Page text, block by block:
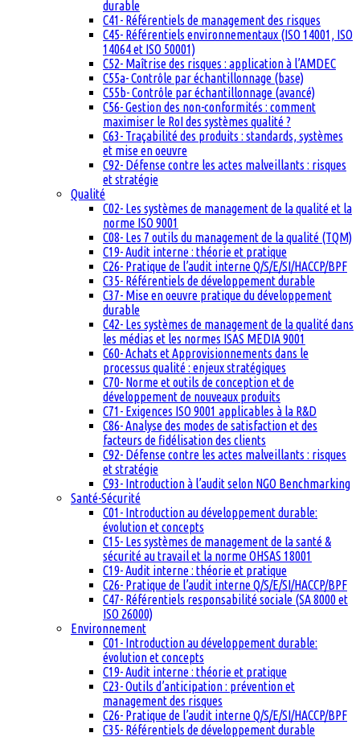
durable
C41- Référentiels de management des risques
C45- Référentiels environnementaux (ISO 14001, ISO
14064 et ISO 50001)
C52- Maîtrise des risques : application à l’AMDEC
C55a- Contrôle par échantillonnage (base)
C55b- Contrôle par échantillonnage (avancé)
C56- Gestion des non-conformités : comment
maximiser le RoI des systèmes qualité ?
C63- Traçabilité des produits : standards, systèmes
et mise en oeuvre
C92- Défense contre les actes malveillants : risques
et stratégie
Qualité
C02- Les systèmes de management de la qualité et la
norme ISO 9001
C08- Les 7 outils du management de la qualité (TQM)
C19- Audit interne : théorie et pratique
C26- Pratique de l’audit interne Q/S/E/SI/HACCP/BPF
C35- Référentiels de développement durable
C37- Mise en oeuvre pratique du développement
durable
C42- Les systèmes de management de la qualité dans
les médias et les normes ISAS MEDIA 9001
C60- Achats et Approvisionnements dans le
processus qualité : enjeux stratégiques
C70- Norme et outils de conception et de
développement de nouveaux produits
C71- Exigences ISO 9001 applicables à la R&D
C86- Analyse des modes de satisfaction et des
facteurs de fidélisation des clients
C92- Défense contre les actes malveillants : risques
et stratégie
C93- Introduction à l’audit selon NGO Benchmarking
Santé-Sécurité
C01- Introduction au développement durable:
évolution et concepts
C15- Les systèmes de management de la santé &
sécurité au travail et la norme OHSAS 18001
C19- Audit interne : théorie et pratique
C26- Pratique de l’audit interne Q/S/E/SI/HACCP/BPF
C47- Référentiels responsabilité sociale (SA 8000 et
ISO 26000)
Environnement
C01- Introduction au développement durable:
évolution et concepts
C19- Audit interne : théorie et pratique
C23- Outils d’anticipation : prévention et
management des risques
C26- Pratique de l’audit interne Q/S/E/SI/HACCP/BPF
C35- Référentiels de développement durable